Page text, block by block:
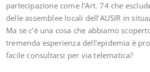
partecipazione come l’Art. 74 che
delle assemblee locali dell’AUSIR in
Ma se c’è una cosa che abbiamo
tremenda esperienza dell’epidemia è
facile consultarsi per via telematica?